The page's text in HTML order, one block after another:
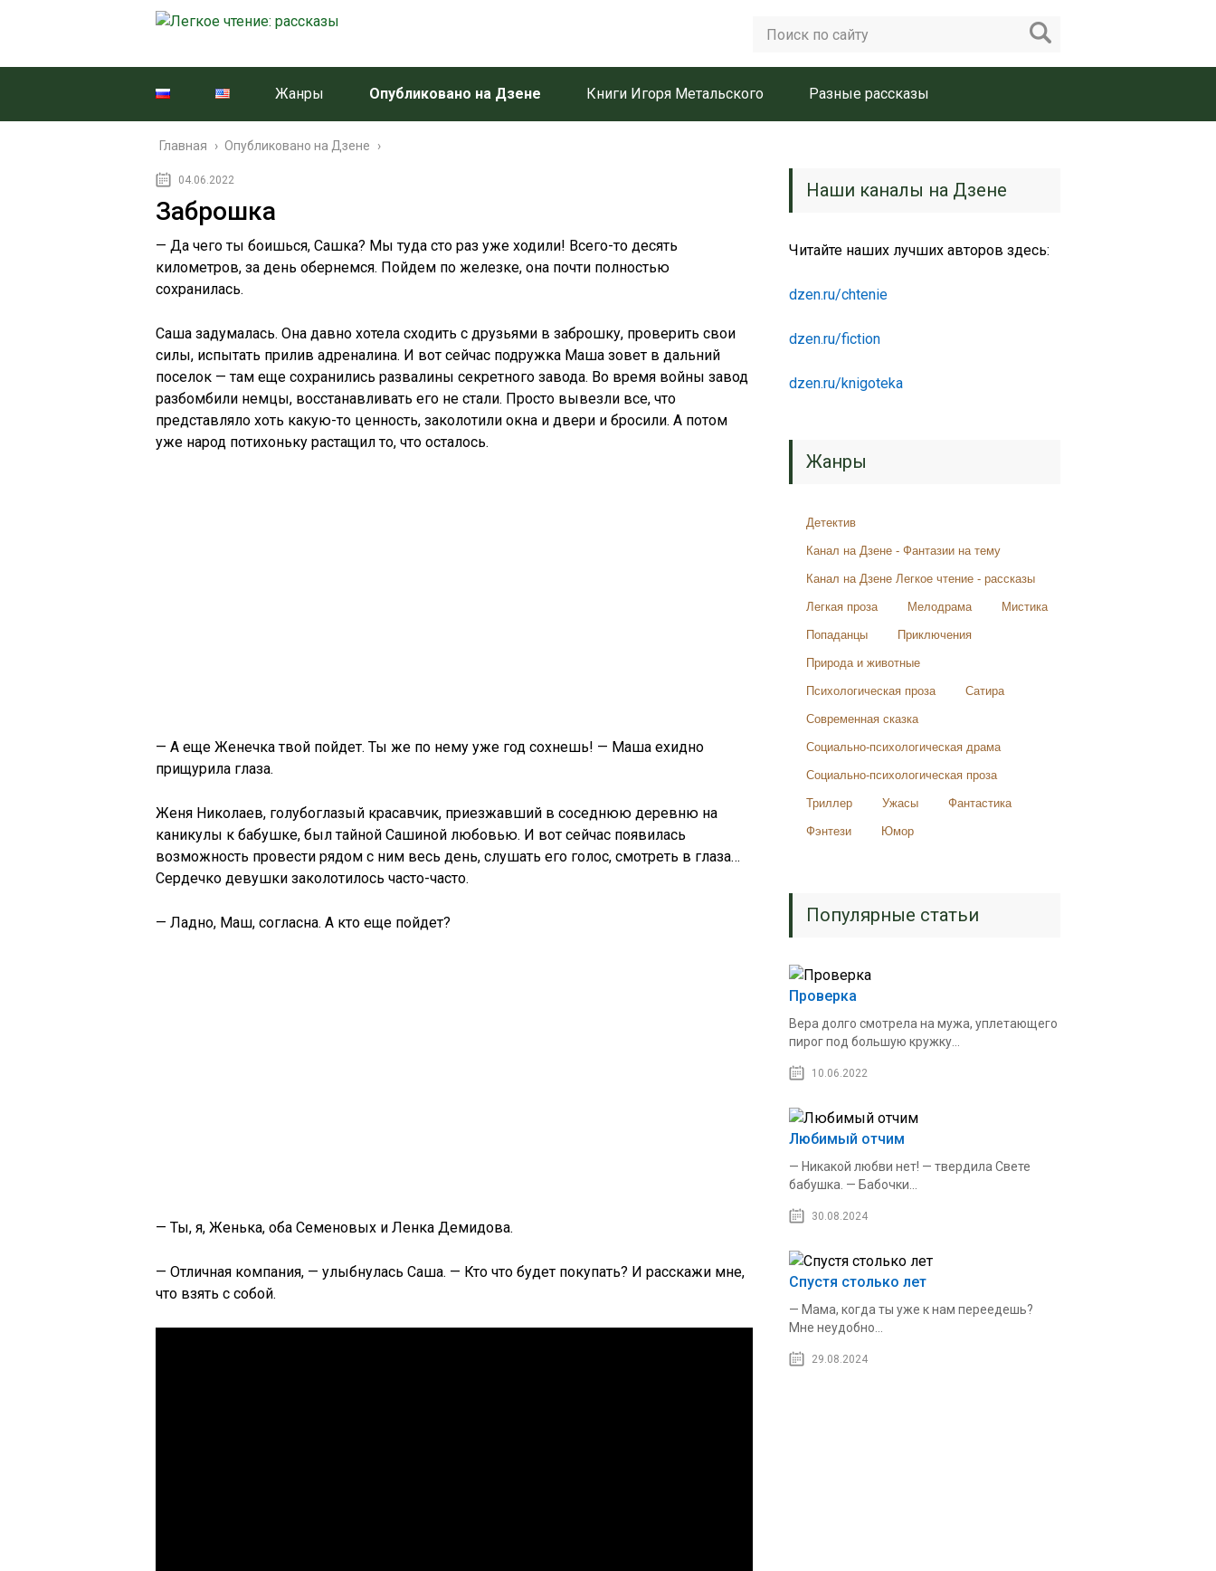
Жанры Опубликовано на Дзене Книги Игоря Метальского Разные рассказы
Главная › Опубликовано на Дзене ›
04.06.2022
Заброшка
— Да чего ты боишься, Сашка? Мы туда сто раз уже ходили! Всего-то десять
километров, за день обернемся. Пойдем по железке, она почти полностью
сохранилась.
Саша задумалась. Она давно хотела сходить с друзьями в заброшку, проверить свои
силы, испытать прилив адреналина. И вот сейчас подружка Маша зовет в дальний
поселок — там еще сохранились развалины секретного завода. Во время войны завод
разбомбили немцы, восстанавливать его не стали. Просто вывезли все, что
представляло хоть какую-то ценность, заколотили окна и двери и бросили. А потом
уже народ потихоньку растащил то, что осталось.
— А еще Женечка твой пойдет. Ты же по нему уже год сохнешь! — Маша ехидно
прищурила глаза.
Женя Николаев, голубоглазый красавчик, приезжавший в соседнюю деревню на
каникулы к бабушке, был тайной Сашиной любовью. И вот сейчас появилась
возможность провести рядом с ним весь день, слушать его голос, смотреть в глаза…
Сердечко девушки заколотилось часто-часто.
— Ладно, Маш, согласна. А кто еще пойдет?
— Ты, я, Женька, оба Семеновых и Ленка Демидова.
— Отличная компания, — улыбнулась Саша. — Кто что будет покупать? И расскажи мне,
что взять с собой.
Наши каналы на Дзене
Читайте наших лучших авторов здесь:
dzen.ru/chtenie
dzen.ru/fiction
dzen.ru/knigoteka
Жанры
Детектив
Канал на Дзене - Фантазии на тему
Канал на Дзене Легкое чтение - рассказы
Легкая проза Мелодрама Мистика
Попаданцы Приключения
Природа и животные
Психологическая проза Сатира
Современная сказка
Социально-психологическая драма
Социально-психологическая проза
Триллер Ужасы Фантастика
Фэнтези Юмор
Популярные статьи
Проверка
Вера долго смотрела на мужа, уплетающего
пирог под большую кружку...
10.06.2022
Любимый отчим
— Никакой любви нет! — твердила Свете
бабушка. — Бабочки...
30.08.2024
Спустя столько лет
— Мама, когда ты уже к нам переедешь?
Мне неудобно...
29.08.2024